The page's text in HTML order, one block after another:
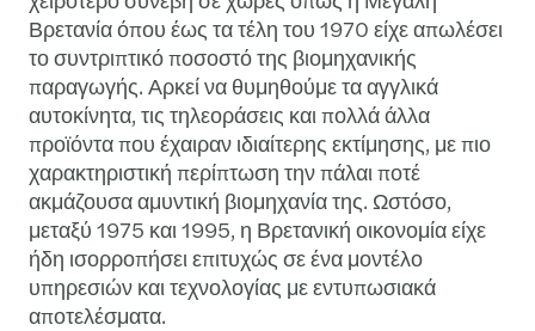
Βρετανία όπου έως τα τέλη του 1970 είχε απωλέσει
το συντριπτικό ποσοστό της βιομηχανικής
παραγωγής. Αρκεί να θυμηθούμε τα αγγλικά
αυτοκίνητα, τις τηλεοράσεις και πολλά άλλα
προϊόντα που έχαιραν ιδιαίτερης εκτίμησης, με πιο
χαρακτηριστική περίπτωση την πάλαι ποτέ
ακμάζουσα αμυντική βιομηχανία της. Ωστόσο,
μεταξύ 1975 και 1995, η Βρετανική οικονομία είχε
ήδη ισορροπήσει επιτυχώς σε ένα μοντέλο
υπηρεσιών και τεχνολογίας με εντυπωσιακά
αποτελέσματα.